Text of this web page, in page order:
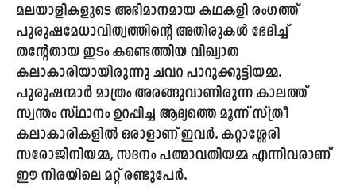
മലയാളികളുടെ അഭിമാനമായ കഥകളി രംഗത്ത്
പുരുഷമേധാവിത്വത്തിന്റെ അതിരുകൾ ഭേദിച്ച്
തന്റേതായ ഇടം കണ്ടെത്തിയ വിഖ്യാത
കലാകാരിയായിരുന്നു ചവറ പാറുക്കുട്ടിയമ്മ.
പുരുഷന്മാർ മാത്രം അരങ്ങുവാണിരുന്ന കാലത്ത്
സ്വന്തം സ്ഥാനം ഉറപ്പിച്ച ആദ്യത്തെ മൂന്ന് സ്ത്രീ
കലാകാരികളിൽ ഒരാളാണ് ഇവർ. കറ്റാശ്ശേരി
സരോജിനിയമ്മ, സദനം പത്മാവതിയമ്മ എന്നിവരാണ്
ഈ നിരയിലെ മറ്റ് രണ്ടുപേർ.